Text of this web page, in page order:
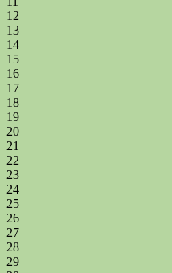
12
13
14
15
16
17
18
19
20
21
22
23
24
25
26
27
28
29